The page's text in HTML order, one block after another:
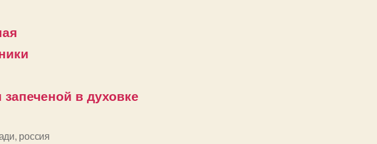
в духовке
, россия